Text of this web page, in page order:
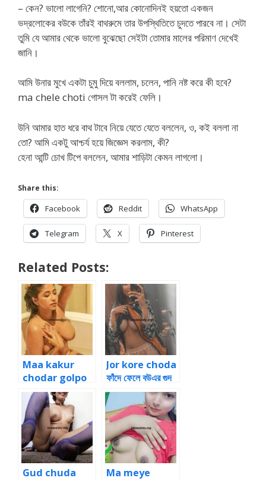
– কেন? ভালো লাগেনি? শোনো,আর কোনোদিনই হয়তো একজন
ভদ্রলোকের বউকে তাঁরই বাথরুমে তার উপস্থিতিতে চুদতে পারবে না। সেটা
তুমি যে আমার থেকে ভালো বুঝেছো সেইটা তোমার মালের পরিমাণ দেখেই
জানি।
আমি উনার মুখে একটা চুমু দিয়ে বললাম, চলেন, পানি নষ্ট করে কী হবে?
ma chele choti গোসল টা করেই ফেলি।
উনি আমার হাত ধরে বাথ টাবে নিয়ে যেতে যেতে বললেন, ও, কই বললা না
তো? আমি একটু আশ্চর্য হয়ে জিজ্ঞেস করলাম, কী?
হেনা আন্টি চোখ টিপে বললেন, আমার শাড়িটা কেমন লাগলো।
Share this:
Facebook Reddit WhatsApp
Telegram X Pinterest
Related Posts:
Maa kakur
chodar golpo
মা ও কাকুর চুদাচুদি
বাংলা চটি 4
Jor kore choda
ফাঁদে ফেলে বউএর গুদ
চোদা বাংলা সেক্স চটি 6
Gud chuda
Ma meye